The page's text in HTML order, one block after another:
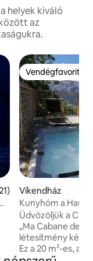
helyek kiváló
az
5/4,93, 121
Vendégfavorit
Vendégfavorit
Víkendház
Kunyhóm a
Üdvözöljük a
„Ma Cabane des
létesítmény két
Ez a 20 m²-es, a